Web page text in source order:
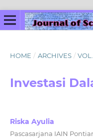
HOME / ARCHIVES /
Investasi
Riska Ayulia
Pascasarjana IAIN